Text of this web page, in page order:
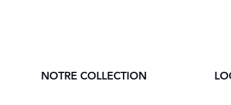
NOTRE COLLECTION